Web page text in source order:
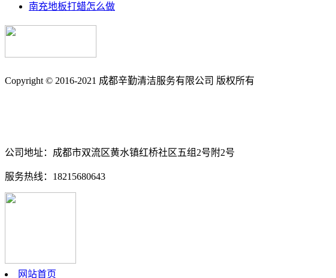
南充地板打蜡怎么做
Copyright © 2016-2021 成都辛勤清洁服务有限公司 版权所有
公司地址：成都市双流区黄水镇红桥社区五组2号附2号
服务热线：18215680643
网站首页